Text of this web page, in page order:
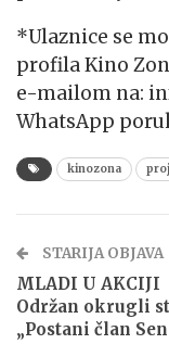
*Ulaznice se
profila Kino
e-mailom na:
WhatsApp
kinozona
STARIJA OBJAVA
MLADI U AKCIJI
Održan okrugli
„Postani član